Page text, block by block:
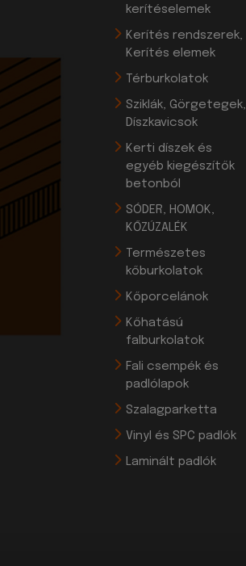
kerítéselemek
Kerítés rendszerek,
Kerítés elemek
Térburkolatok
Sziklák, Görgetegek,
Díszkavicsok
Kerti díszek és
egyéb kiegészítők
betonból
SÓDER, HOMOK,
KŐZÚZALÉK
Természetes
kőburkolatok
Kőporcelánok
Kőhatású
falburkolatok
Fali csempék és
padlólapok
Szalagparketta
Vinyl és SPC padlók
Laminált padlók